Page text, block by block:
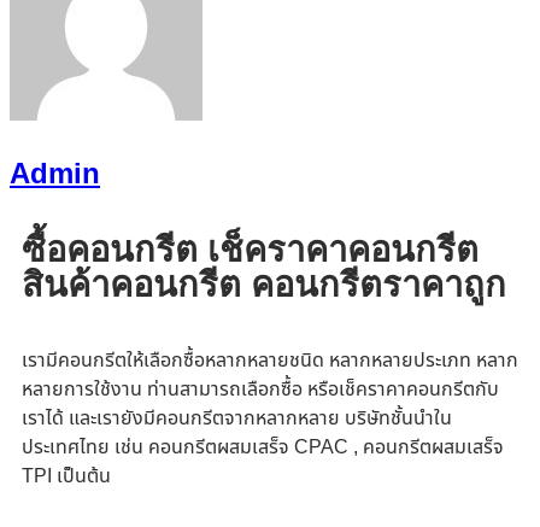
Admin
ซื้อคอนกรีต เช็คราคาคอนกรีต
สินค้าคอนกรีต คอนกรีตราคาถูก
เรามีคอนกรีตให้เลือกซื้อหลากหลายชนิด หลากหลายประเภท หลาก
หลายการใช้งาน ท่านสามารถเลือกซื้อ หรือเช็คราคาคอนกรีตกับ
เราได้ และเรายังมีคอนกรีตจากหลากหลาย บริษัทชั้นนำใน
ประเทศไทย เช่น คอนกรีตผสมเสร็จ CPAC , คอนกรีตผสมเสร็จ
TPI เป็นต้น